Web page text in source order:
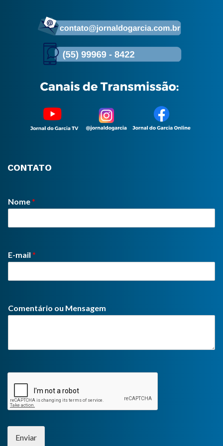
CONTATO
Nome*
E-mail *
Comentário ou Mensagem
Enviar